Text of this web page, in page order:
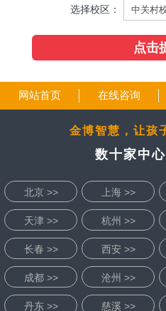
选择校区：
网站首页 在线咨询
金博智慧，让孩
数十家中
北京 >> 上海 >>
天津 >> 杭州 >>
长春 >> 西安 >>
成都 >> 沧州 >>
丹东 >> 慈溪 >>